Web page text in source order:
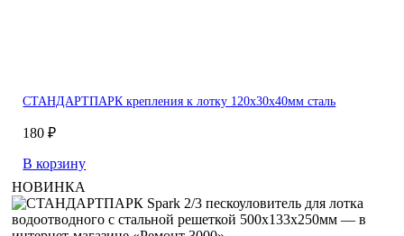
СТАНДАРТПАРК крепления к лотку 120х30х40мм сталь
180 ₽
В корзину
НОВИНКА